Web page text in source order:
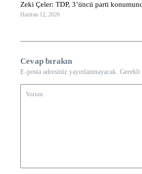
Zeki Çeler: TDP, 3’üncü parti
Haziran 12, 2026
Cevap bırakın
E-posta adresiniz yayınlanmayacak. Gerekli